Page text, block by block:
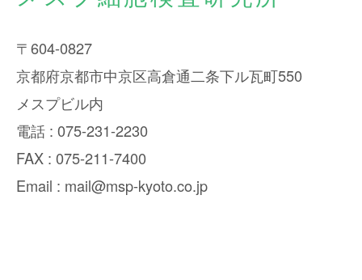
〒604-0827
京都府京都市中京区高倉通二条下ル瓦町550
メスプビル内
電話 : 075-231-2230
FAX : 075-211-7400
Email : mail@msp-kyoto.co.jp